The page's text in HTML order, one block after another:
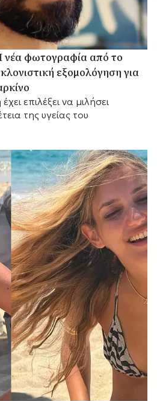
νέα φωτογραφία από το
εξομολόγηση για
επιλέξει να μιλήσει
της υγείας του